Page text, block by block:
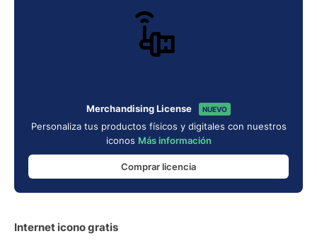
Merchandising License NUEVO
Personaliza tus productos físicos y digitales con nuestros
iconos Más información
Comprar licencia
Internet icono gratis